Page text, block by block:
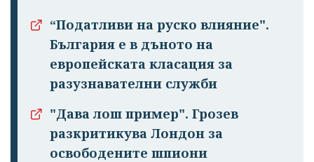
“Податливи на руско влияние".
България е в дъното на
европейската класация за
разузнавателни служби
"Дава лош пример". Грозев
разкритикува Лондон за
освободените шпиони